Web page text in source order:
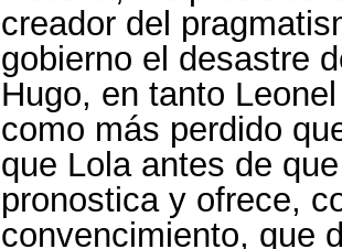
creador del
gobierno el desastre
Hugo, en tanto
como más perdido
que Lola antes de
pronostica y ofrece,
convencimiento, que